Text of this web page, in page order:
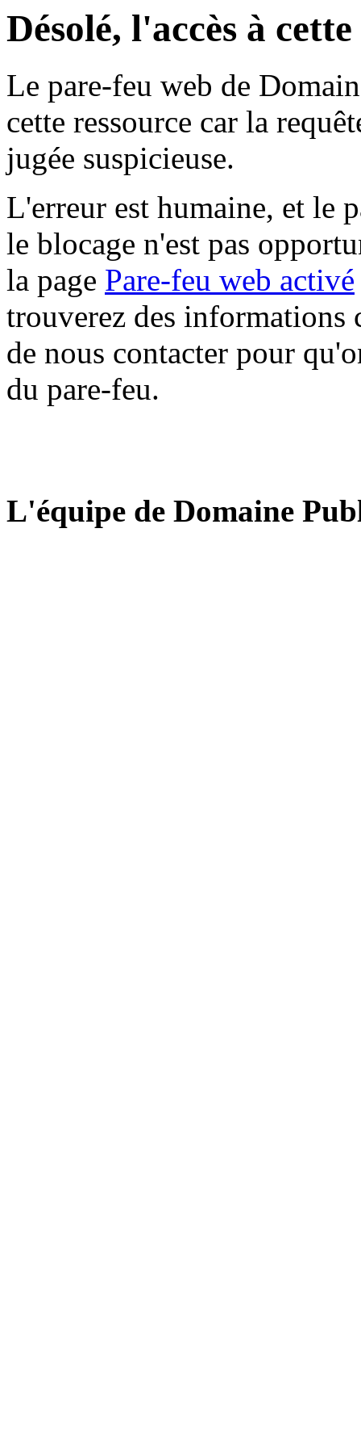
Désolé, l'accès à
Le pare-feu web de
cette ressource car la
jugée suspicieuse.
L'erreur est humaine, et le
le blocage n'est pas
la page Pare-feu web activé
trouverez des informations
de nous contacter pour
du pare-feu.
L'équipe de Domaine